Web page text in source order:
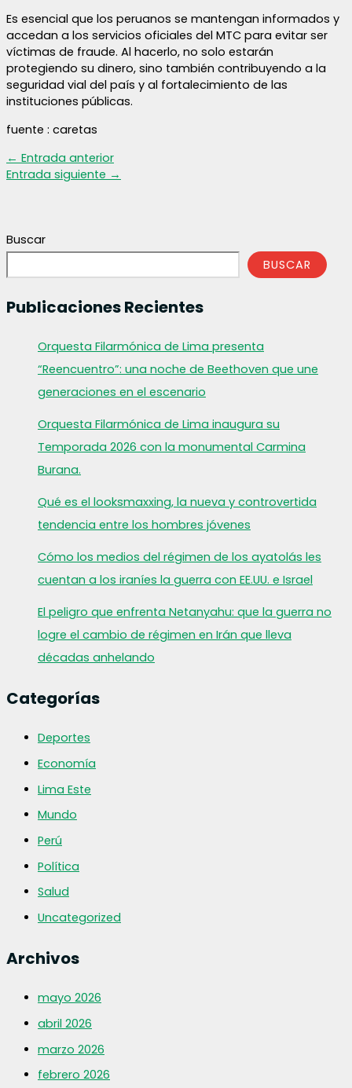
Es esencial que los peruanos se mantengan informados y
accedan a los servicios oficiales del MTC para evitar ser
víctimas de fraude. Al hacerlo, no solo estarán
protegiendo su dinero, sino también contribuyendo a la
seguridad vial del país y al fortalecimiento de las
instituciones públicas.
fuente : caretas
← Entrada anterior
Entrada siguiente →
Buscar
BUSCAR
Publicaciones Recientes
Orquesta Filarmónica de Lima presenta
“Reencuentro”: una noche de Beethoven que une
generaciones en el escenario
Orquesta Filarmónica de Lima inaugura su
Temporada 2026 con la monumental Carmina
Burana.
Qué es el looksmaxxing, la nueva y controvertida
tendencia entre los hombres jóvenes
Cómo los medios del régimen de los ayatolás les
cuentan a los iraníes la guerra con EE.UU. e Israel
El peligro que enfrenta Netanyahu: que la guerra no
logre el cambio de régimen en Irán que lleva
décadas anhelando
Categorías
Deportes
Economía
Lima Este
Mundo
Perú
Política
Salud
Uncategorized
Archivos
mayo 2026
abril 2026
marzo 2026
febrero 2026